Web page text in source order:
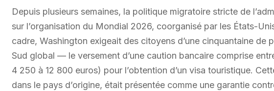
Depuis plusieurs semaines, la politique migratoire stricte de
sur l’organisation du Mondial 2026, coorganisé par les États-
cadre, Washington exigeait des citoyens d’une cinquantaine
Sud global — le versement d’une caution bancaire comprise
4 250 à 12 800 euros) pour l’obtention d’un visa touristique.
dans le pays d’origine, était présentée comme une garantie